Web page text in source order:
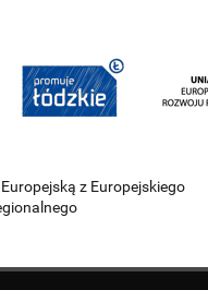
z Europejskiego